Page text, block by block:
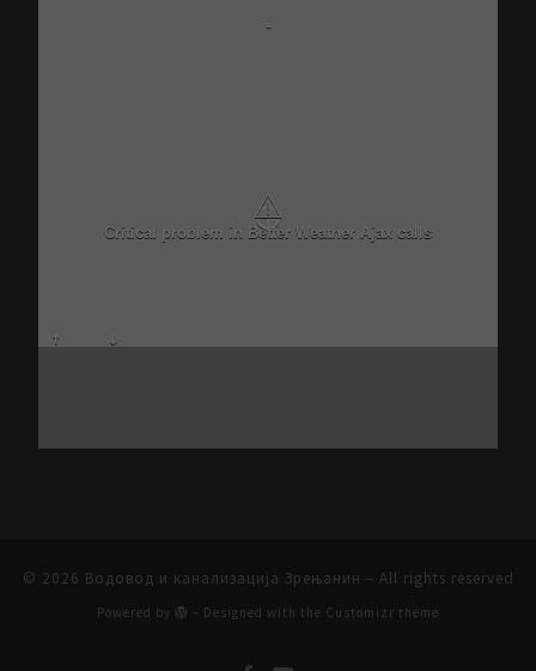
-
⚠
Critical problem in Better Weather Ajax calls
© 2026 Водовод и канализација Зрењанин – All rights reserved
Powered by – Designed with the Customizr theme